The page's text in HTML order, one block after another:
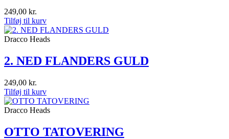
249,00 kr.
Tilføj til kurv
Dracco Heads
2. NED FLANDERS GULD
249,00 kr.
Tilføj til kurv
Dracco Heads
OTTO TATOVERING